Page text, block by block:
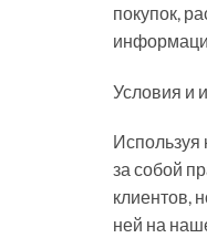
покупок,
Условия и
Используя
за собой
клиентов,
ней на